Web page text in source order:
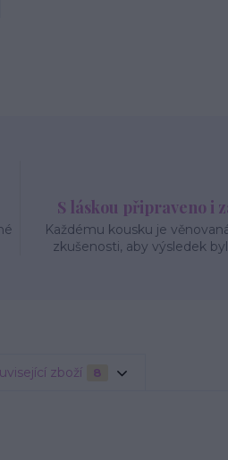
S láskou připraveno i
Každému kousku je
zkušenosti, aby výsledek
zboží 8